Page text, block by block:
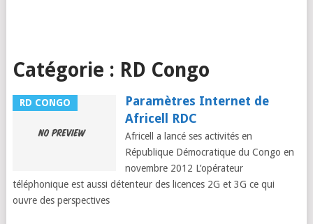
Catégorie : RD Congo
RD CONGO
Paramètres Internet de
Africell RDC
Africell a lancé ses activités en
République Démocratique du Congo en
novembre 2012 L’opérateur
téléphonique est aussi détenteur des licences 2G et 3G ce qui
ouvre des perspectives